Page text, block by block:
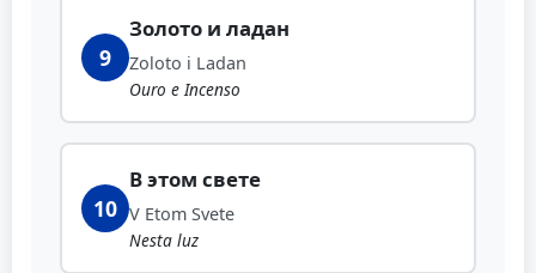
9
Золото и ладан
Zoloto i Ladan
Ouro e Incenso
10
В этом свете
V Etom Svete
Nesta luz